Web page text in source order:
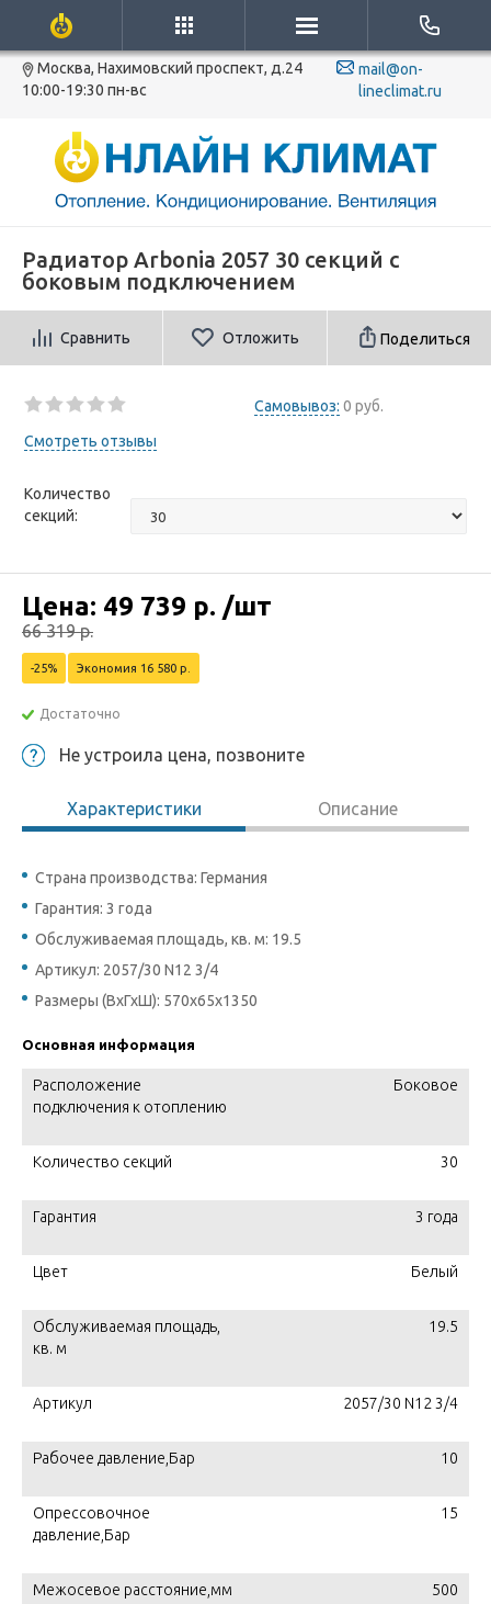
Москва, Нахимовский проспект, д.24
10:00-19:30 пн-вс
mail@on-
lineclimat.ru
Радиатор Arbonia 2057 30 секций с
боковым подключением
Сравнить Отложить Поделиться
Самовывоз: 0 руб.
Смотреть отзывы
Количество
секций:
Цена: 49 739 р. /шт
66 319р.
-25% Экономия 16 580 р.
Достаточно
Не устроила цена, позвоните
Характеристики Описание
Страна производства: Германия
Гарантия: 3 года
Обслуживаемая площадь, кв. м: 19.5
Артикул: 2057/30 N12 3/4
Размеры (ВхГхШ): 570х65х1350
Основная информация
Расположение
подключения к отоплению
Боковое
Количество секций 30
Гарантия 3 года
Цвет Белый
Обслуживаемая площадь,
кв. м
19.5
Артикул 2057/30 N12 3/4
Рабочее давление,Бар 10
Опрессовочное
давление,Бар
15
Межосевое расстояние,мм 500